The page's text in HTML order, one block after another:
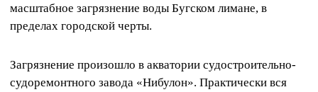
масштабное загрязнение воды Бугском лимане, в
пределах городской черты.
Загрязнение произошло в акватории судостроительно-
судоремонтного завода «Нибулон». Практически вся